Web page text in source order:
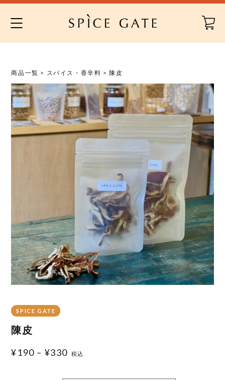
Skip
content
商品一覧 > スパイス・香辛料 > 陳皮
SPICE GATE
陳皮
¥190 – ¥330 税込